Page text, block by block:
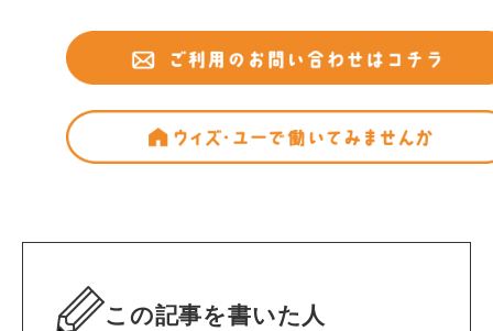
この記事を書いた人